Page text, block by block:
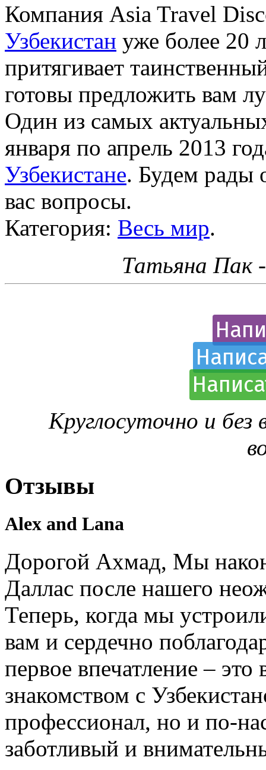
Компания Asia Travel
Узбекистан уже более 20
притягивает
готовы предложить вам
Один из самых
января по апрель 2013
Узбекистане. Будем рады
вас вопросы.
Категория: Весь мир.
Татьяна Пак
Круглосуточно и
Отзывы
Alex and Lana
Дорогой Ахмад, Мы
Даллас после нашего
Теперь, когда мы
вам и сердечно
первое впечатление –
знакомством с
профессионал, но и по-
заботливый и